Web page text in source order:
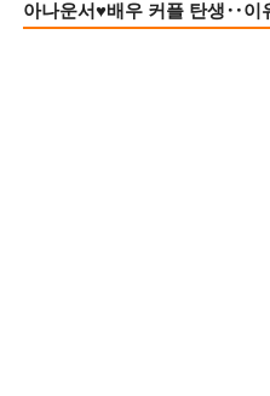
아나운서♥배우 커플 탄생‥이